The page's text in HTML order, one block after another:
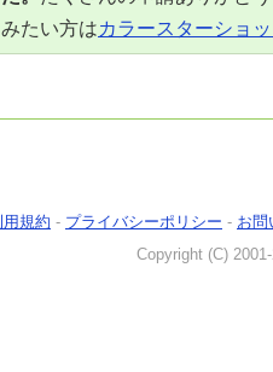
たい方はカラースターショ
用規約 - プライバシーポリシー - お問
Copyright (C)